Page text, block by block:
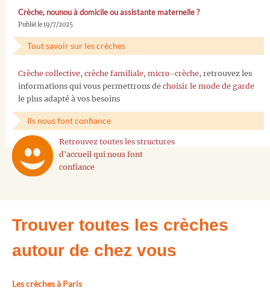
Crèche, nounou à domicile ou assistante maternelle ?
Publié le 19/7/2025
Tout savoir sur les crèches
Crèche collective, crèche familiale, micro-crèche, retrouvez les
informations qui vous permettrons de choisir le mode de garde
le plus adapté à vos besoins
Ils nous font confiance
Retrouvez toutes les structures
d'accueil qui nous font
confiance
Trouver toutes les crèches
autour de chez vous
Les crèches à Paris